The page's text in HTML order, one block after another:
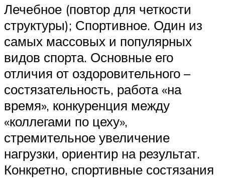
Лечебное (повтор для четкости
структуры); Спортивное. Один из
самых массовых и популярных
видов спорта. Основные его
отличия от оздоровительного –
состязательность, работа «на
время», конкуренция между
«коллегами по цеху»,
стремительное увеличение
нагрузки, ориентир на результат.
Конкретно, спортивные состязания